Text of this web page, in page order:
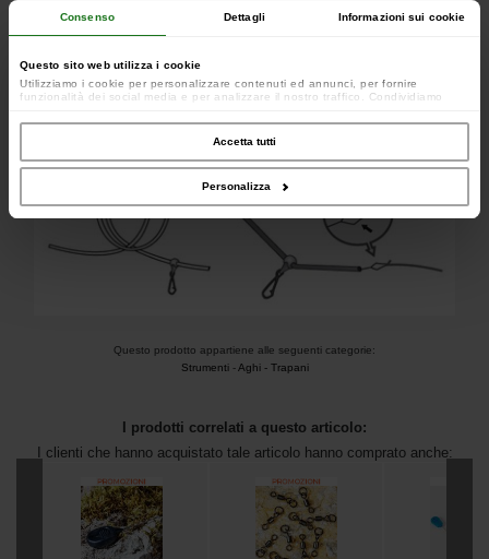
Consenso Dettagli Informazioni sui cookie
Questo sito web utilizza i cookie
Utilizziamo i cookie per personalizzare contenuti ed annunci, per fornire
funzionalità dei social media e per analizzare il nostro traffico. Condividiamo
occupano di analisi dei dati web, pubblicità e social media, i quali potrebbero
combinarle con altre informazioni che hai fornito loro o che hanno raccolto dal
Accetta tutti
Personalizza
Questo prodotto appartiene alle seguenti categorie:
Strumenti-Aghi - Trapani
I prodotti correlati a questo articolo:
I clienti che hanno acquistato tale articolo hanno comprato anche: